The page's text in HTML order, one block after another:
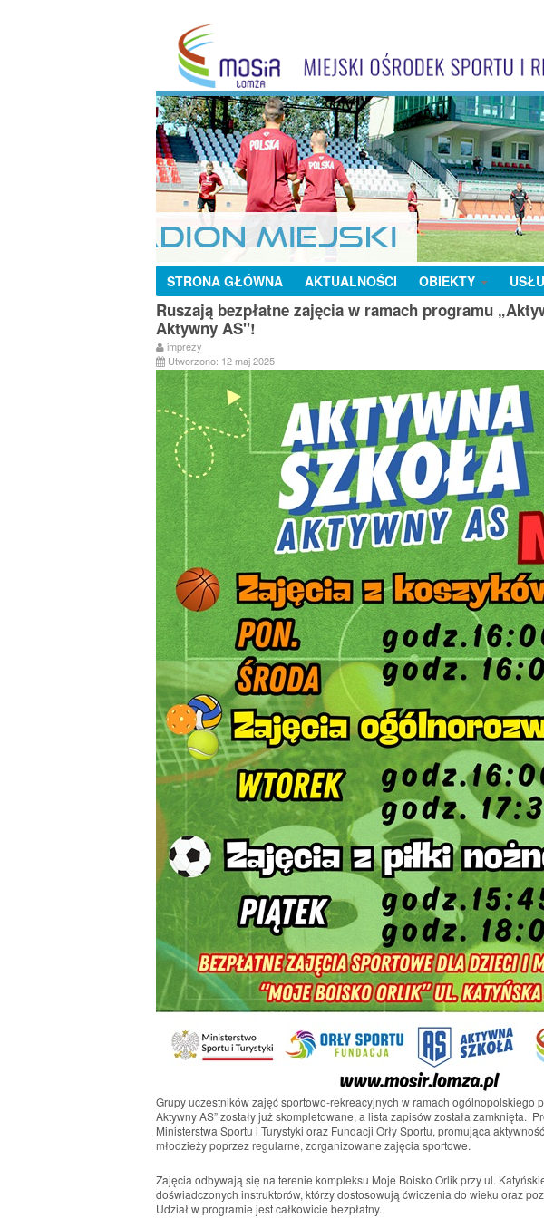
STRONA GŁÓWNA AKTUALNOŚCI OBIEKTY
Ruszają bezpłatne zajęcia w ramach programu
Aktywny AS"!
imprezy
Utworzono: 12 maj 2025
Grupy uczestników zajęć sportowo-rekreacyjnych w ramach ogólnopolskiego
Aktywny AS” zostały już skompletowane, a lista zapisów została zamknięta.
Ministerstwa Sportu i Turystyki oraz Fundacji Orły Sportu, promująca
młodzieży poprzez regularne, zorganizowane zajęcia sportowe.
Zajęcia odbywają się na terenie kompleksu Moje Boisko Orlik przy ul.
doświadczonych instruktorów, którzy dostosowują ćwiczenia do wieku oraz
Udział w programie jest całkowicie bezpłatny.